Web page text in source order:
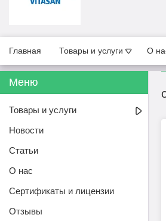
Главная Товары и услуги О
Товары и услуги
Новости
Статьи
О нас
Сертификаты и лицензии
Отзывы